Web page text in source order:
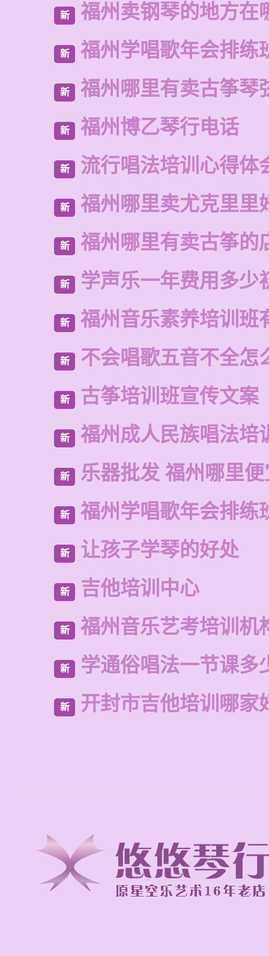
新 福州卖钢琴的地方在
新 福州学唱歌年会排练
新 福州哪里有卖古筝琴
新 福州博乙琴行电话
新 流行唱法培训心得体
新 福州哪里卖尤克里里
新 福州哪里有卖古筝的
新 学声乐一年费用多少
新 福州音乐素养培训班
新 不会唱歌五音不全怎
新 古筝培训班宣传文案
新 福州成人民族唱法培
新 乐器批发 福州哪里
新 福州学唱歌年会排练
新 让孩子学琴的好处
新 吉他培训中心
新 福州音乐艺考培训机
新 学通俗唱法一节课多
新 开封市吉他培训哪家